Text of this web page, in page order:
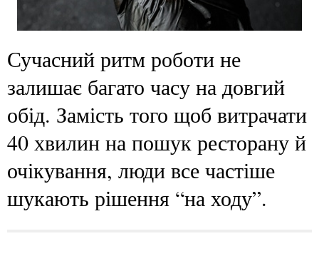
Сучасний ритм роботи не
залишає багато часу на довгий
обід. Замість того щоб витрачати
40 хвилин на пошук ресторану й
очікування, люди все частіше
шукають рішення “на ходу”.